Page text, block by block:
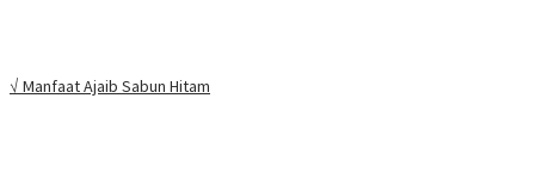
√ Manfaat Ajaib Sabun Hitam